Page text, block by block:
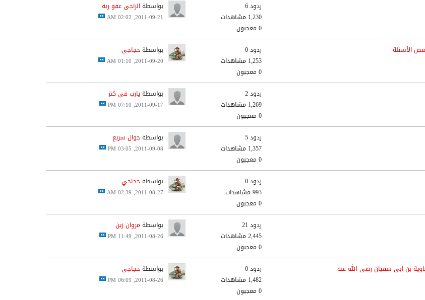
ردود 6
1,230 مشاهدات
0 معجبون
بواسطةالراجى عفو ربه
2011-09-21, 02:02 AM
الأسئلة
ردود 0
1,253 مشاهدات
0 معجبون
بواسطةحجاجي
2011-09-20, 01:10 AM
ردود 2
1,269 مشاهدات
0 معجبون
بواسطةيارب في كنز
2011-09-17, 07:10 PM
ردود 5
1,357 مشاهدات
0 معجبون
بواسطةجوال سريع
2011-09-08, 03:05 PM
ردود 0
993 مشاهدات
0 معجبون
بواسطةحجاجي
2011-08-27, 02:39 AM
ردود 21
2,445 مشاهدات
0 معجبون
بواسطة مروان زين
2011-08-26, 11:49 PM
بن ابى سفيان رضى الله عنه
ردود 0
1,482 مشاهدات
0 معجبون
بواسطةحجاجي
2011-08-26, 06:09 PM